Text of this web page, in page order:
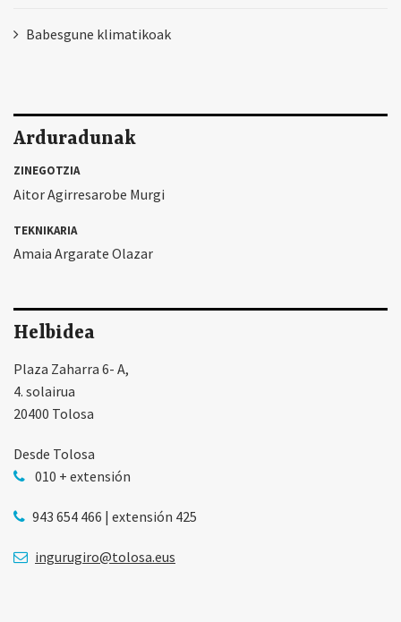
Babesgune klimatikoak
Arduradunak
ZINEGOTZIA
Aitor Agirresarobe Murgi
TEKNIKARIA
Amaia Argarate Olazar
Helbidea
Plaza Zaharra 6- A,
4. solairua
20400 Tolosa
Desde Tolosa
010 + extensión
943 654 466 | extensión 425
ingurugiro@tolosa.eus